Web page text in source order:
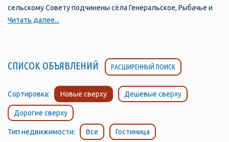
сельскому Совету подчинены сёла Генеральское, Рыбачье и
Солнечногорское. Границы Малореченского сельсовета по
заселена ещё ещё в период неолита. Об этом
свидетельствуют многочисленные находки кремниевых
остатков греческих поселений 9 - 15 веков. Первое,
дошедшее до наших дней название села - "Микропотамос" ( в
переводе - "Малая речка"). Позже "Кучук-Узень". В 1778 году
значительная часть христиан пересилилась в Приазовье. В
Читать далее...
СПИСОК ОБЪЯВЛЕНИЙ РАСШИРЕННЫЙ ПОИСК
Сортировка: Новые сверху Дешевые сверху
Дорогие сверху
Тип недвижимости: Все Гостиница